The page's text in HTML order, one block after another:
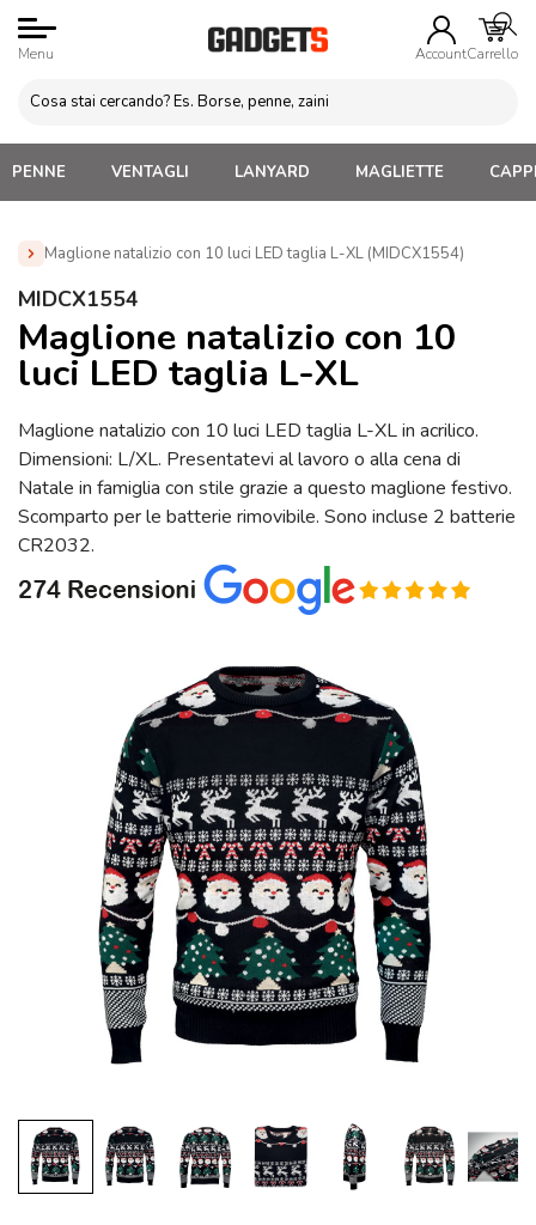
Menu AccountCarrello
PENNE VENTAGLI LANYARD MAGLIETTE
Maglione natalizio con 10 luci LED taglia L-XL (MIDCX1554)
Home » Gadget di Natale
(MIDCX1554)
MIDCX1554
Maglione natalizio con 10
luci LED taglia L-XL
Maglione natalizio con 10 luci LED taglia L-XL in acrilico.
Dimensioni: L/XL. Presentatevi al lavoro o alla cena di
Natale in famiglia con stile grazie a questo maglione festivo.
Scomparto per le batterie rimovibile. Sono incluse 2 batterie
CR2032.